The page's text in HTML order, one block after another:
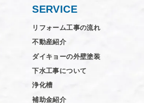
SERVICE
リフォーム工事の流れ
不動産紹介
ダイキョーの外壁塗装
下水工事について
浄化槽
補助金紹介